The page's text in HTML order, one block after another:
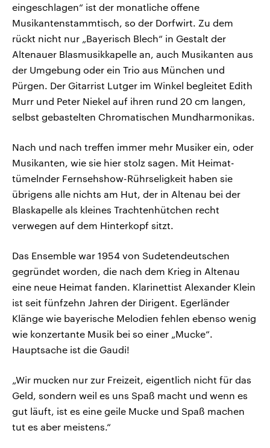
eingeschlagen“ ist der monatliche offene
Musikantenstammtisch, so der Dorfwirt. Zu dem
rückt nicht nur „Bayerisch Blech“ in Gestalt der
Altenauer Blasmusikkapelle an, auch Musikanten aus
der Umgebung oder ein Trio aus München und
Pürgen. Der Gitarrist Lutger im Winkel begleitet Edith
Murr und Peter Niekel auf ihren rund 20 cm langen,
selbst gebastelten Chromatischen Mundharmonikas.
Nach und nach treffen immer mehr Musiker ein, oder
Musikanten, wie sie hier stolz sagen. Mit Heimat-
tümelnder Fernsehshow-Rührseligkeit haben sie
übrigens alle nichts am Hut, der in Altenau bei der
Blaskapelle als kleines Trachtenhütchen recht
verwegen auf dem Hinterkopf sitzt.
Das Ensemble war 1954 von Sudetendeutschen
gegründet worden, die nach dem Krieg in Altenau
eine neue Heimat fanden. Klarinettist Alexander Klein
ist seit fünfzehn Jahren der Dirigent. Egerländer
Klänge wie bayerische Melodien fehlen ebenso wenig
wie konzertante Musik bei so einer „Mucke“.
Hauptsache ist die Gaudi!
„Wir mucken nur zur Freizeit, eigentlich nicht für das
Geld, sondern weil es uns Spaß macht und wenn es
gut läuft, ist es eine geile Mucke und Spaß machen
tut es aber meistens.“